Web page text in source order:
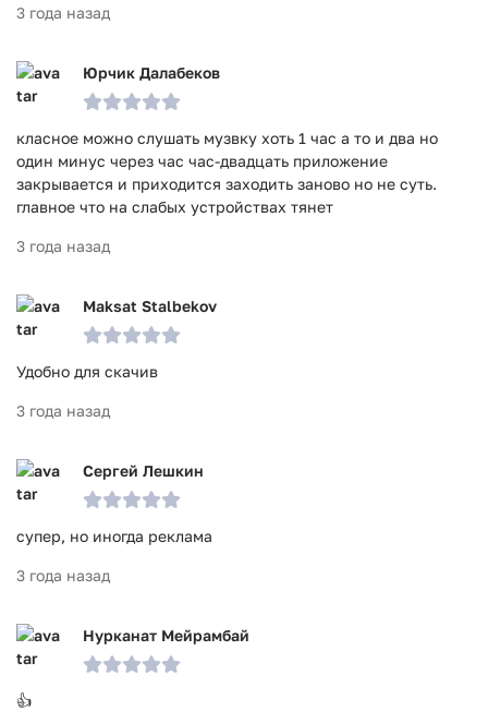
3 года назад
Юрчик Далабеков
класное можно слушать музвку хоть 1 час а то и два но
один минус через час час-двадцать приложение
закрывается и приходится заходить заново но не суть.
главное что на слабых устройствах тянет
3 года назад
Maksat Stalbekov
Удобно для скачив
3 года назад
Сергей Лешкин
супер, но иногда реклама
3 года назад
Нурканат Мейрамбай
👍